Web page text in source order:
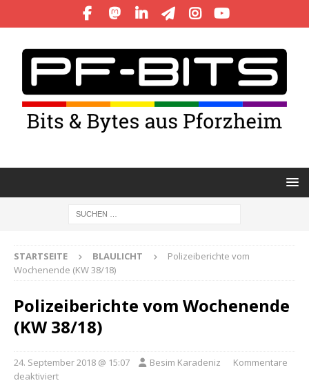
STARTSEITE BLAULICHT
Polizeiberichte vom
Wochenende (KW 38/18)
Polizeiberichte vom Wochenende
(KW 38/18)
24. September 2018 @ 15:07 Besim Karadeniz
Kommentare
deaktiviert